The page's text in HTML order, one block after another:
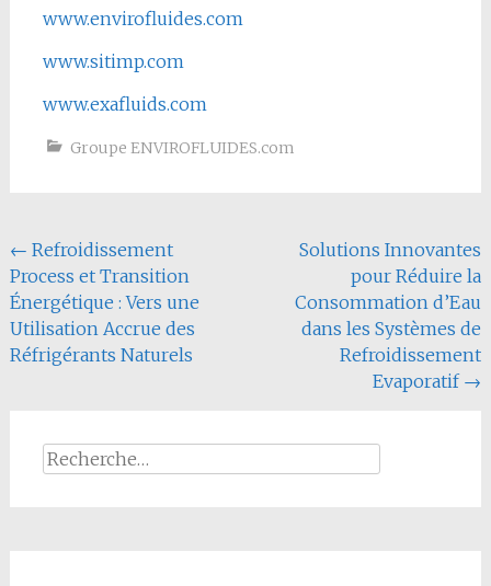
www.envirofluides.com
www.sitimp.com
www.exafluids.com
Groupe ENVIROFLUIDES.com
Navigation
de
l'article
← Refroidissement
Process et Transition
Énergétique : Vers une
Utilisation Accrue des
Réfrigérants Naturels
Solutions Innovantes
pour Réduire la
Consommation d’Eau
dans les Systèmes de
Refroidissement
Evaporatif →
Rechercher :